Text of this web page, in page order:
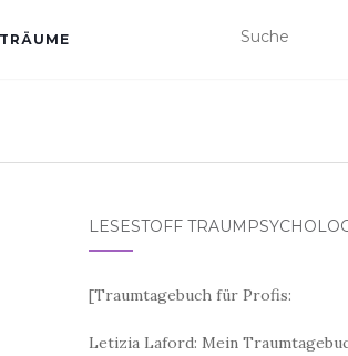
TRÄUME
LESESTOFF
[Traumtagebuch für Profis:
Letizia Laford: Mein